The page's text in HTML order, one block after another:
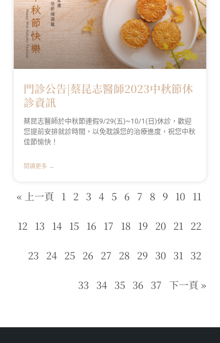
門診公告|蔡昆志醫師2023中秋節休
診資訊
蔡昆志醫師於中秋節連假9/29(五)~10/1(日)休診，歡迎
您提前安排就診時間，以免耽誤您的治療進度，祝您中秋
佳節愉快！
閱讀更多 →
« 上一頁 1 2 3 4 5 6 7 8 9 10 11
12 13 14 15 16 17 18 19 20 21 22
23 24 25 26 27 28 29 30 31 32
33 34 35 36 37 下一頁 »